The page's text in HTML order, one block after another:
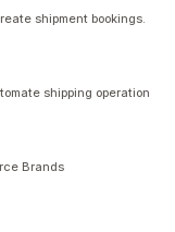
shipment bookings.
shipping operation
Brands